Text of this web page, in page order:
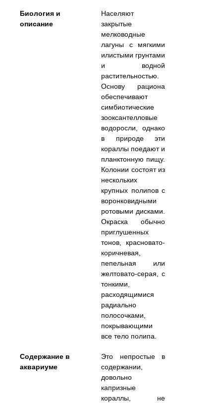
Биология и
описание
Населяют
закрытые
мелководные
лагуны с мягкими
илистыми грунтами
и водной
растительностью.
Основу рациона
обеспечивают
симбиотические
зооксантелловые
водоросли, однако
в природе эти
кораллы поедают и
планктонную пищу.
Колонии состоят из
нескольких
крупных полипов с
воронковидными
ротовыми дисками.
Окраска обычно
приглушенных
тонов, красновато-
коричневая,
пепельная или
желтовато-серая, с
тонкими,
расходящимися
радиально
полосочками,
покрывающими
все тело полипа.
Содержание в
аквариуме
Это непростые в
содержании,
довольно
капризные
кораллы, не